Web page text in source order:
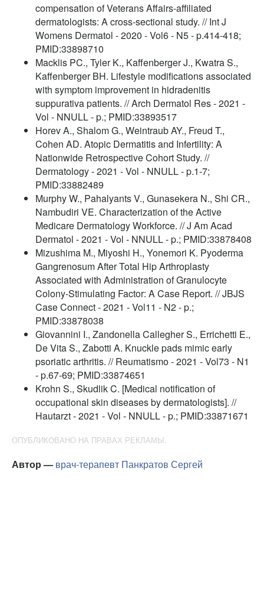
compensation of Veterans Affairs-affiliated
dermatologists: A cross-sectional study. // Int J
Womens Dermatol - 2020 - Vol6 - N5 - p.414-418;
PMID:33898710
Macklis PC., Tyler K., Kaffenberger J., Kwatra S.,
Kaffenberger BH. Lifestyle modifications associated
with symptom improvement in hidradenitis
suppurativa patients. // Arch Dermatol Res - 2021 -
Vol - NNULL - p.; PMID:33893517
Horev A., Shalom G., Weintraub AY., Freud T.,
Cohen AD. Atopic Dermatitis and Infertility: A
Nationwide Retrospective Cohort Study. //
Dermatology - 2021 - Vol - NNULL - p.1-7;
PMID:33882489
Murphy W., Pahalyants V., Gunasekera N., Shi CR.,
Nambudiri VE. Characterization of the Active
Medicare Dermatology Workforce. // J Am Acad
Dermatol - 2021 - Vol - NNULL - p.; PMID:33878408
Mizushima M., Miyoshi H., Yonemori K. Pyoderma
Gangrenosum After Total Hip Arthroplasty
Associated with Administration of Granulocyte
Colony-Stimulating Factor: A Case Report. // JBJS
Case Connect - 2021 - Vol11 - N2 - p.;
PMID:33878038
Giovannini I., Zandonella Callegher S., Errichetti E.,
De Vita S., Zabotti A. Knuckle pads mimic early
psoriatic arthritis. // Reumatismo - 2021 - Vol73 - N1
- p.67-69; PMID:33874651
Krohn S., Skudlik C. [Medical notification of
occupational skin diseases by dermatologists]. //
Hautarzt - 2021 - Vol - NNULL - p.; PMID:33871671
ОПУБЛИКОВАНО НА ПРАВАХ РЕКЛАМЫ.
Автор — врач-терапевт Панкратов Сергей